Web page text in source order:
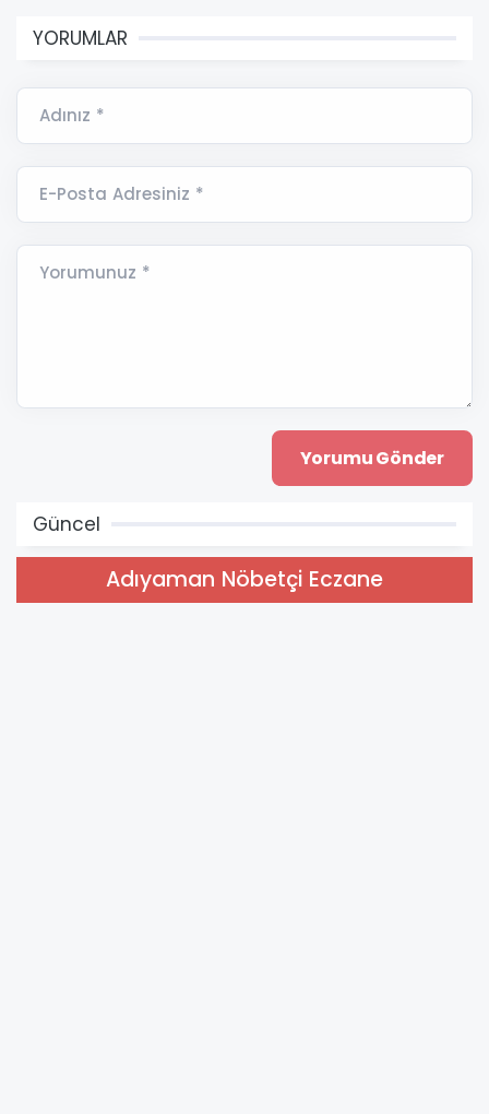
YORUMLAR
Adınız *
E-Posta Adresiniz *
Yorumunuz *
Güncel
Adıyaman Nöbetçi Eczane